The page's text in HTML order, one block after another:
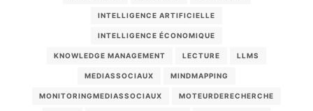
INTELLIGENCE ARTIFICIELLE
INTELLIGENCE ÉCONOMIQUE
KNOWLEDGE MANAGEMENT LECTURE LLMS
MEDIASSOCIAUX MINDMAPPING
MONITORINGMEDIASSOCIAUX MOTEURDERECHERCHE